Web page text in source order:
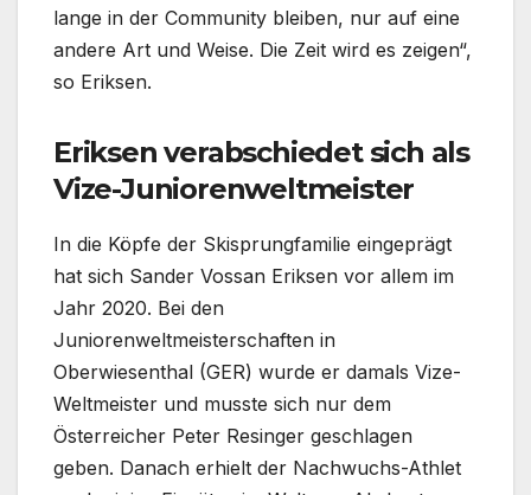
lange in der Community bleiben, nur auf eine
andere Art und Weise. Die Zeit wird es zeigen“,
so Eriksen.
Eriksen verabschiedet sich als
Vize-Juniorenweltmeister
In die Köpfe der Skisprungfamilie eingeprägt
hat sich Sander Vossan Eriksen vor allem im
Jahr 2020. Bei den
Juniorenweltmeisterschaften in
Oberwiesenthal (GER) wurde er damals Vize-
Weltmeister und musste sich nur dem
Österreicher Peter Resinger geschlagen
geben. Danach erhielt der Nachwuchs-Athlet